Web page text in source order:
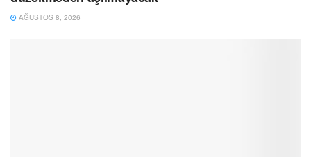
AĞUSTOS 8, 2026